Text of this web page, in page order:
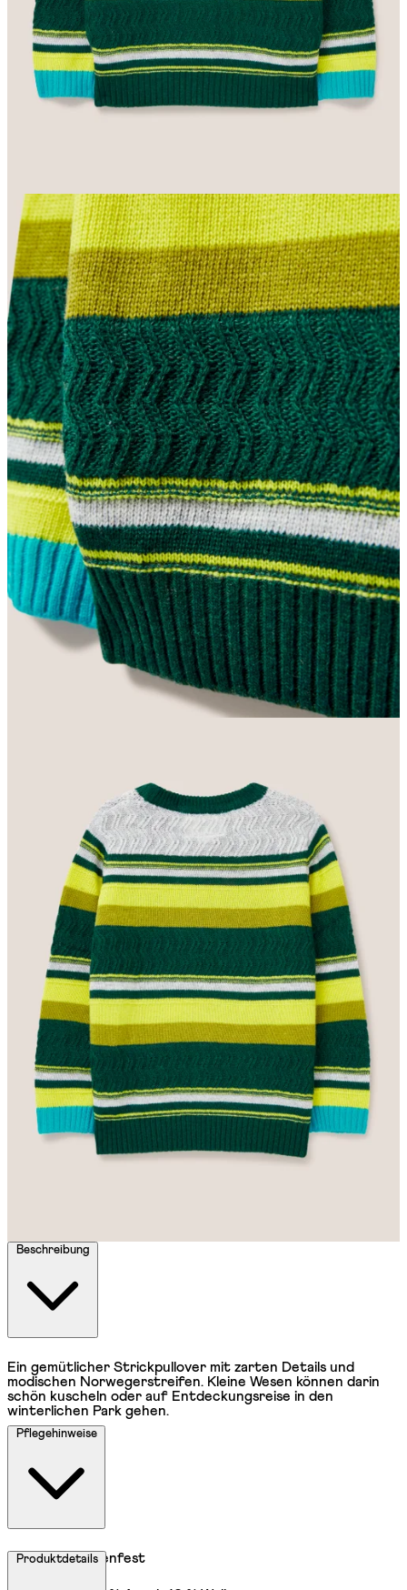
Beschreibung
Ein gemütlicher Strickpullover mit zarten Details und
modischen Norwegerstreifen. Kleine Wesen können darin
schön kuscheln oder auf Entdeckungsreise in den
winterlichen Park gehen.
Pflegehinweise
Waschmaschinenfest
Produktdetails